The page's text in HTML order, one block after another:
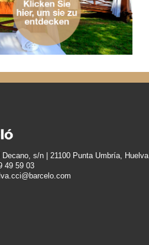
s/n | 21100 Punta Umbría, Huelva
49 59 03